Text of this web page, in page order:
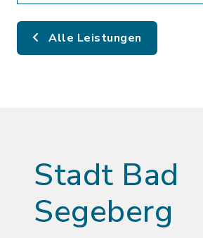
Alle Leistungen
Stadt Bad
Segeberg